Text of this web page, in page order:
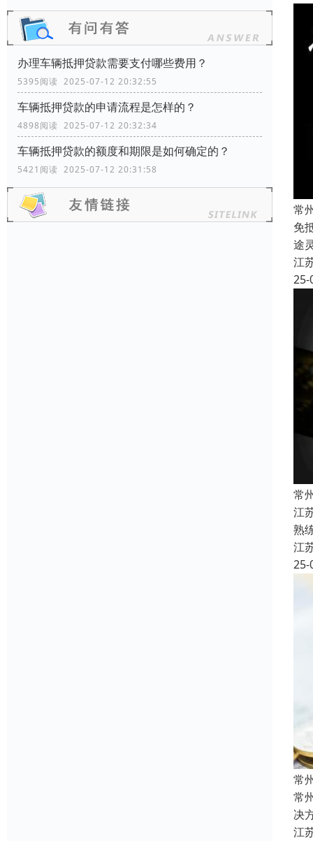
办理车辆抵押贷款需要支付哪些费用？
5395阅读 2025-07-12 20:32:55
车辆抵押贷款的申请流程是怎样的？
4898阅读 2025-07-12 20:32:34
车辆抵押贷款的额度和期限是如何确定的？
5421阅读 2025-07-12 20:31:58
常
免
途
江
25-
常
江
熟
江
25-
常
常
决
江